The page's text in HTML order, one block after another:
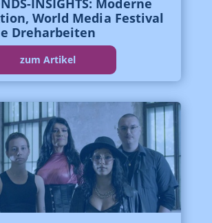
World Media Festival
Dreharbeiten
zum Artikel